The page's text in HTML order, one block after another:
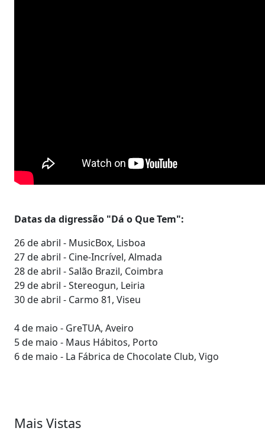
Datas da digressão "Dá o Que Tem":
26 de abril - MusicBox, Lisboa
27 de abril - Cine-Incrível, Almada
28 de abril - Salão Brazil, Coimbra
29 de abril - Stereogun, Leiria
30 de abril - Carmo 81, Viseu
4 de maio - GreTUA, Aveiro
5 de maio - Maus Hábitos, Porto
6 de maio - La Fábrica de Chocolate Club, Vigo
Mais Vistas